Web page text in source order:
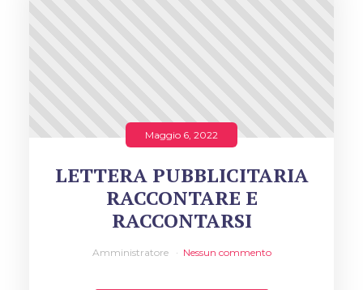
Maggio 6, 2022
LETTERA PUBBLICITARIA
RACCONTARE E
RACCONTARSI
Amministratore Nessun commento